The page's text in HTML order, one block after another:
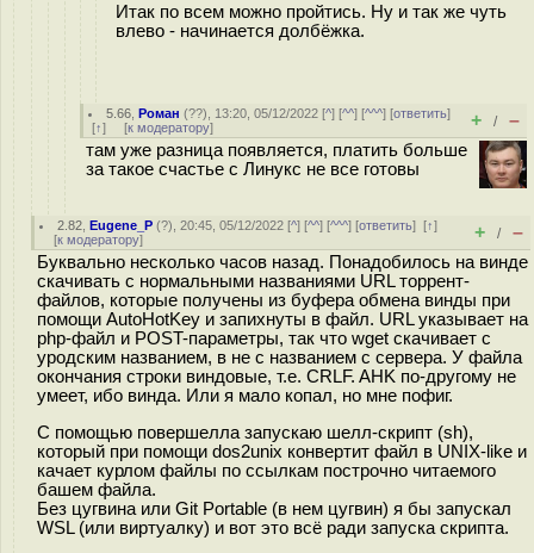
Итак по всем можно пройтись. Ну и так же чуть
влево - начинается долбёжка.
5.66 ,Роман (??), 13:20, 05/12/2022 [^] [^^] [^^^] [ответить]
[↑] [к модератору] + / –
там уже разница появляется, платить больше
за такое счастье с Линукс не все готовы
2.82 ,Eugene_P (?), 20:45, 05/12/2022 [^] [^^] [^^^] [ответить][↑]
[к модератору] + / –
Буквально несколько часов назад. Понадобилось на винде
скачивать с нормальными названиями URL торрент-
файлов, которые получены из буфера обмена винды при
помощи AutoHotKey и запихнуты в файл. URL указывает на
php-файл и POST-параметры, так что wget скачивает с
уродским названием, в не с названием с сервера. У файла
окончания строки виндовые, т.е. CRLF. AHK по-другому не
умеет, ибо винда. Или я мало копал, но мне пофиг.
С помощью повершелла запускаю шелл-скрипт (sh),
который при помощи dos2unix конвертит файл в UNIX-like и
качает курлом файлы по ссылкам построчно читаемого
башем файла.
Без цугвина или Git Portable (в нем цугвин) я бы запускал
WSL (или виртуалку) и вот это всё ради запуска скрипта.